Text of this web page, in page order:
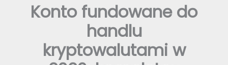
Konto fundowane do
handlu
kryptowalutami w